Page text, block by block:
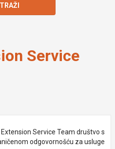
Service
Extension Service Team društvo s
odgovornošću za usluge